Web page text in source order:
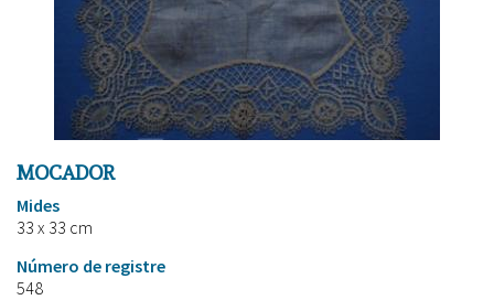
MOCADOR
Mides
33 x 33 cm
Número de registre
548